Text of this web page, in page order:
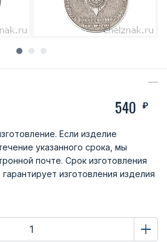
540 ₽
Если изделие
указанного срока, мы
почте. Срок изготовления
изготовления изделия